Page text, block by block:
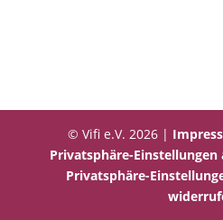
© Vifi e.V.2026 |
Privatsphäre-Einstellungen
Privatsphäre-